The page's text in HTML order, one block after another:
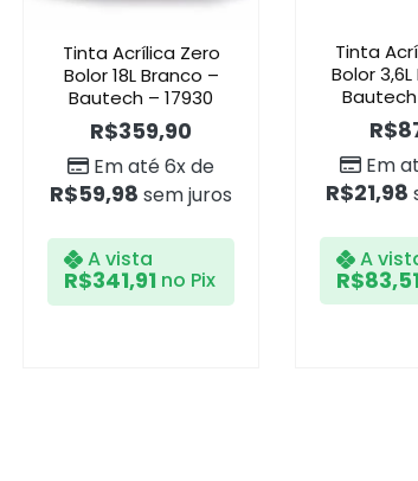
Tinta Acrílica Zero
Bolor 18L Branco –
Bautech – 17930
R$359,90
Em até 6x de
R$59,98 sem juros
A vista
R$341,91 no Pix
Tinta
Bolor
Bautech
R$
Em
R$21,98
A
R$